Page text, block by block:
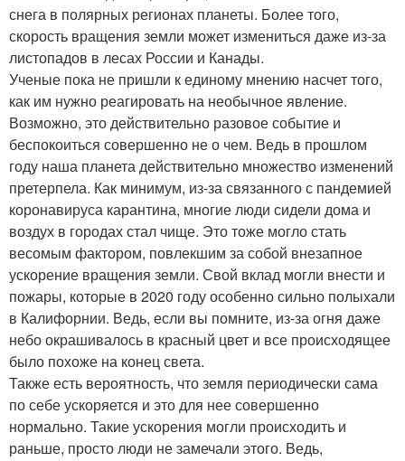
снега в полярных регионах планеты. Более того,
скорость вращения земли может измениться даже из-за
листопадов в лесах России и Канады.
Ученые пока не пришли к единому мнению насчет того,
как им нужно реагировать на необычное явление.
Возможно, это действительно разовое событие и
беспокоиться совершенно не о чем. Ведь в прошлом
году наша планета действительно множество изменений
претерпела. Как минимум, из-за связанного с пандемией
коронавируса карантина, многие люди сидели дома и
воздух в городах стал чище. Это тоже могло стать
весомым фактором, повлекшим за собой внезапное
ускорение вращения земли. Свой вклад могли внести и
пожары, которые в 2020 году особенно сильно полыхали
в Калифорнии. Ведь, если вы помните, из-за огня даже
небо окрашивалось в красный цвет и все происходящее
было похоже на конец света.
Также есть вероятность, что земля периодически сама
по себе ускоряется и это для нее совершенно
нормально. Такие ускорения могли происходить и
раньше, просто люди не замечали этого. Ведь,